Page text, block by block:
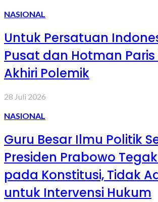
NASIONAL
Untuk Persatuan
Pusat dan Hotman
Akhiri Polemik
28 Juli 2026
NASIONAL
Guru Besar Ilmu Politik
Presiden Prabowo
pada Konstitusi, Tidak
untuk Intervensi Hukum